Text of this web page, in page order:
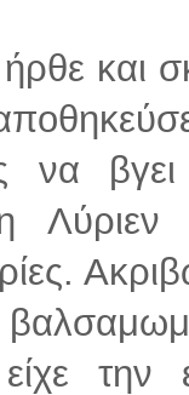
και
βγει